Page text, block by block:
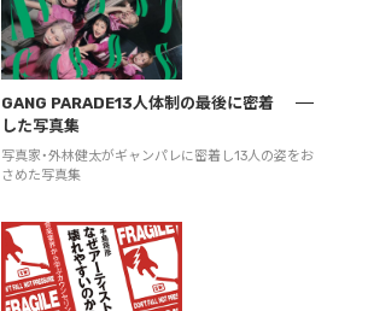
GANG PARADE13人体制の最後に密着
した写真集
写真家・外林健太がギャンパレに密着し13人の姿をお
さめた写真集